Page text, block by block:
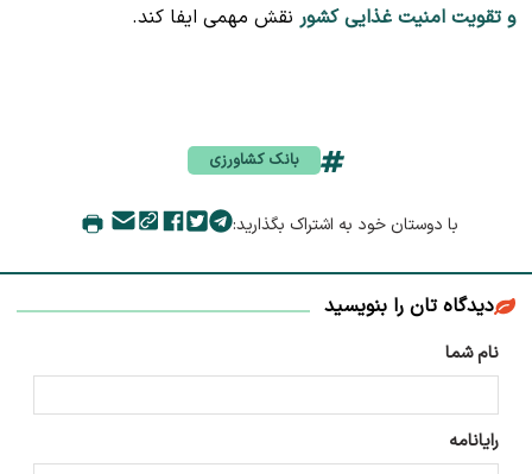
و تقویت امنیت غذایی کشور نقش مهمی ایفا کند.
بانک کشاورزی
با دوستان خود به اشتراک بگذارید:
دیدگاه تان را بنویسید
نام شما
رایانامه